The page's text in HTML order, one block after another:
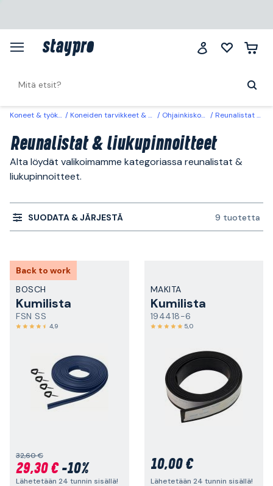
Koneet & työkalut Koneiden tarvikkeet & käyttöosat Ohjainkiskot & lisäosat Reunalistat & liukupinnoitteet
Reunalistat & liukupinnoitteet
Alta löydät valikoimamme kategoriassa reunalistat &
liukupinnoitteet.
SUODATA & JÄRJESTÄ 9 tuotetta
Back to work
BOSCH
Kumilista
FSN SS
4,9
32,60 €
29,30 €-10%
Lähetetään 24 tunnin sisällä!
MAKITA
Kumilista
194418-6
5,0
10,00 €
Lähetetään 24 tunnin sisällä!